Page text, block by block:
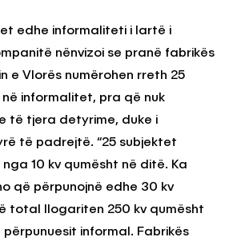
edhe informaliteti i lartë i
nënvizoi se pranë fabrikës
e Vlorës numërohen rreth 25
informalitet, pra që nuk
të tjera detyrime, duke i
të padrejtë. “25 subjektet
10 kv qumësht në ditë. Ka
që përpunojnë edhe 30 kv
total llogariten 250 kv qumësht
informal. Fabrikës